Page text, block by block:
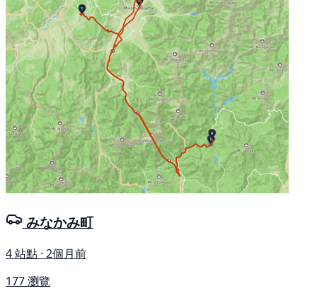
みなかみ町
4 站點 · 2個月前
177 瀏覽